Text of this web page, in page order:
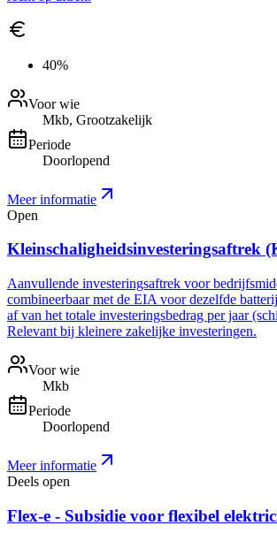
40%
Voor wie
Mkb, Grootzakelijk
Periode
Doorlopend
Meer informatie
Open
Kleinschaligheidsinvesteringsaftrek
Aanvullende investeringsaftrek voor
combineerbaar met de EIA voor dezelfde
af van het totale investeringsbedrag per jaar
Relevant bij kleinere zakelijke investeringen.
Voor wie
Mkb
Periode
Doorlopend
Meer informatie
Deels open
Flex-e - Subsidie voor flexibel